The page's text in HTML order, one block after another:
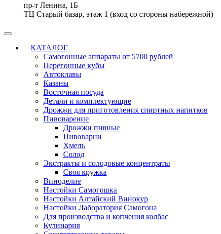
пр-т Ленина, 1Б
ТЦ Старый базар, этаж 1 (вход со стороны набережной)
КАТАЛОГ
Самогонные аппараты от 5700 рублей
Перегонные кубы
Автоклавы
Казаны
Восточная посуда
Детали и комплектующие
Дрожжи для приготовления спиртных напитков
Пивоварение
Дрожжи пивные
Пивоварни
Хмель
Солод
Экстракты и солодовые концентраты
Своя кружка
Виноделие
Настойки Самогошка
Настойки Алтайский Винокур
Настойки Лаборатория Самогона
Для производства и копчения колбас
Кулинария